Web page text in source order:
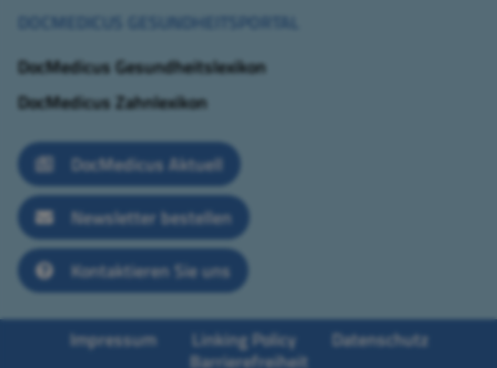
DOCMEDICUS GESUNDHEITSPORTAL
DocMedicus Gesundheitslexikon
DocMedicus Zahnlexikon
DocMedicus Aktuell
Newsletter bestellen
Kontaktieren Sie uns
Impressum Linking Policy
Datenschutz
Barrierefreiheit